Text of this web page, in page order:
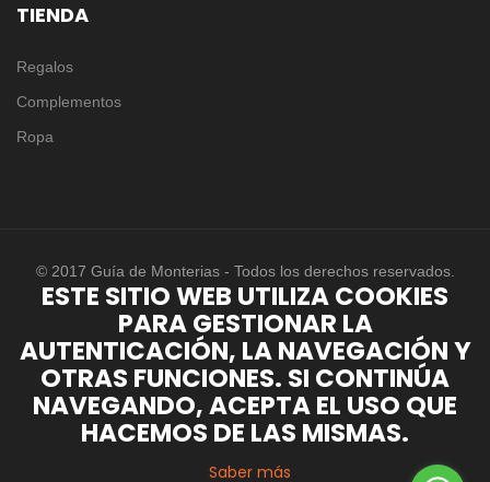
TIENDA
Regalos
Complementos
Ropa
© 2017 Guía de Monterias - Todos los derechos reservados.
ESTE SITIO WEB UTILIZA COOKIES
PARA GESTIONAR LA
AUTENTICACIÓN, LA NAVEGACIÓN Y
OTRAS FUNCIONES. SI CONTINÚA
NAVEGANDO, ACEPTA EL USO QUE
HACEMOS DE LAS MISMAS.
Saber más